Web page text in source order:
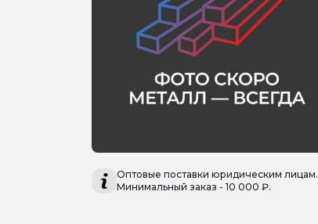
Оптовые поставки юридическим лицам.
Минимальный заказ - 10 000 ₽.